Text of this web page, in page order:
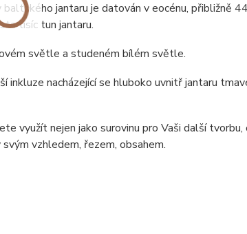
jantaru je datován v eocénu, přibližně
tisíc tun jantaru.
světle a studeném bílém světle.
inkluze nacházející se hluboko uvnitř jantaru
využít nejen jako surovinu pro Vaši další
vzhledem, řezem, obsahem.